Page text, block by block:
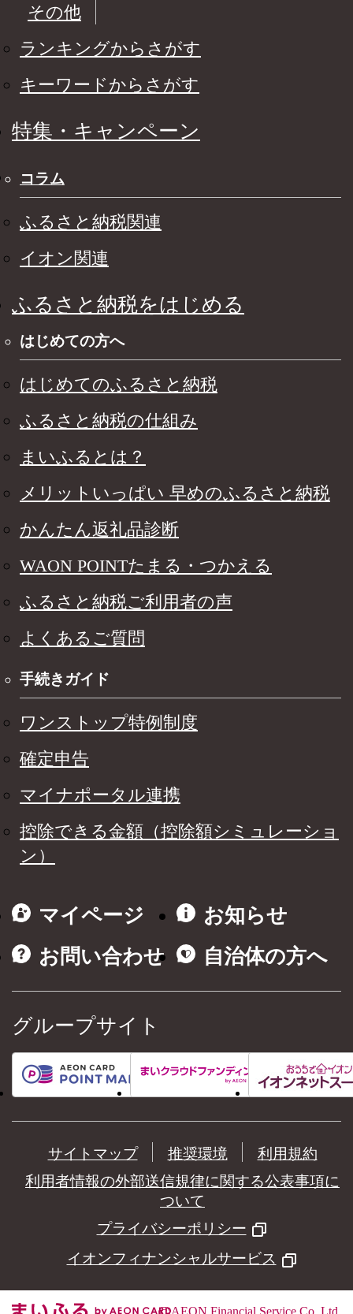
その他
ランキングからさがす
キーワードからさがす
特集・キャンペーン
コラム
ふるさと納税関連
イオン関連
ふるさと納税をはじめる
はじめての方へ
はじめてのふるさと納税
ふるさと納税の仕組み
まいふるとは？
メリットいっぱい 早めのふるさと納税
かんたん返礼品診断
WAON POINTたまる・つかえる
ふるさと納税ご利用者の声
よくあるご質問
手続きガイド
ワンストップ特例制度
確定申告
マイナポータル連携
控除できる金額（控除額シミュレーショ
ン）
マイページ
お知らせ
お問い合わせ
自治体の方へ
グループサイト
サイトマップ 推奨環境
利用規約
利用者情報の外部送信規律に関する公表事項に
ついて
プライバシーポリシー
イオンフィナンシャルサービス
AEON Financial Service Co.,Ltd.